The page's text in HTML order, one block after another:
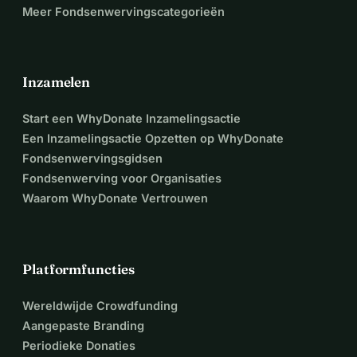
richten op haar herstel en Maarit zo
Extra steun is nodig voor veel
doeleinden:
Reguliere revalidatiestays
Medische benodigdheden en
medicijnen
personeel (oppassers,
fysiotherapeuten, etc.)
Meer Fondsenwervingscategorieën
Inzamelen
Start een WhyDonate Inzamelingsactie
Een Inzamelingsactie Opzetten op WhyDonate
Fondsenwervingsgidsen
Fondsenwerving voor Organisaties
Waarom WhyDonate Vertrouwen
Platformfuncties
Wereldwijde Crowdfunding
Aangepaste Branding
Periodieke Donaties